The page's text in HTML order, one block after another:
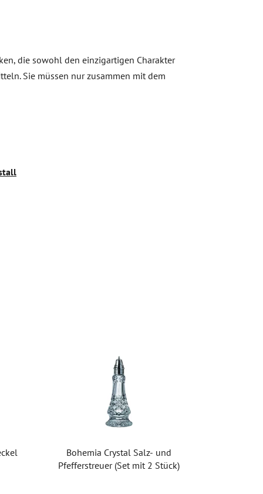
die sowohl den einzigartigen Charakter
Sie müssen nur zusammen mit dem
Bohemia Crystal Salz- und
Pfefferstreuer (Set mit 2 Stück)